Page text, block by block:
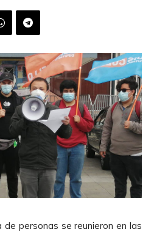
de personas se reunieron en las